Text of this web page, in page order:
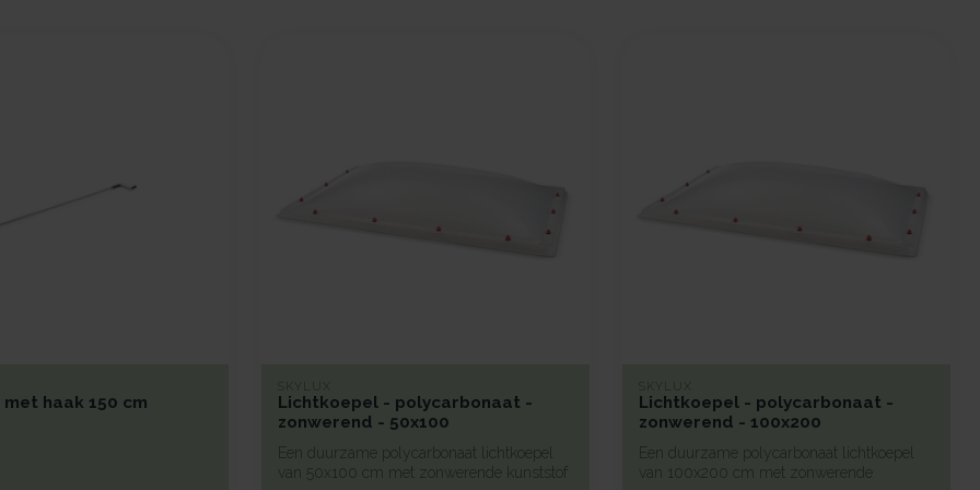
haak 150 cm
SKYLUX
Lichtkoepel - polycarbonaat -
zonwerend - 50x100
Een duurzame polycarbonaat lichtkoepel
van 50x100 cm met zonwerende kunststof
SKYLUX
Lichtkoepel - polycarbonaat -
zonwerend - 100x200
Een duurzame polycarbonaat lichtkoepel
van 100x200 cm met zonwerende